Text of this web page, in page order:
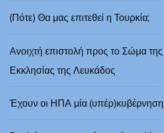
(Πότε) Θα μας επιτεθεί η Τουρκία;
Ανοιχτή επιστολή προς το Σώμα
Εκκλησίας της Λευκάδος
Έχουν οι ΗΠΑ μία (υπέρ)κυβέρνηση;